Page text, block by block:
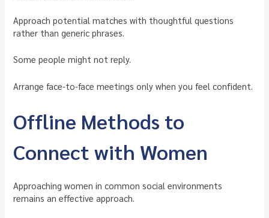
Approach potential matches with thoughtful questions
rather than generic phrases.
Some people might not reply.
Arrange face-to-face meetings only when you feel confident.
Offline Methods to
Connect with Women
Approaching women in common social environments
remains an effective approach.